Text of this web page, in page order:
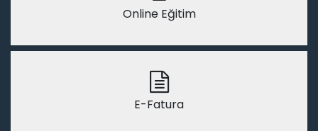
Online Eğitim
E-Fatura